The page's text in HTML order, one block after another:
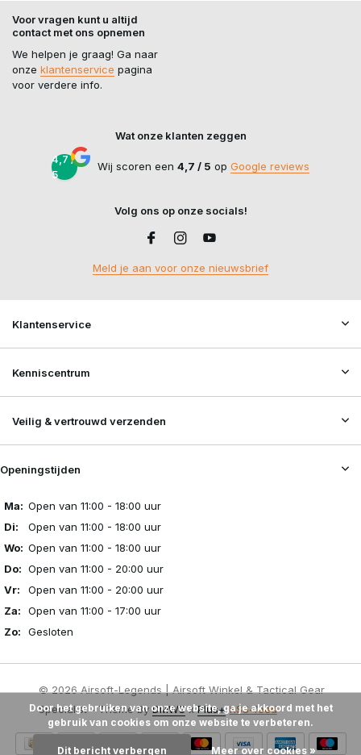
Voor vragen kunt u altijd
contact met ons opnemen
We helpen je graag! Ga naar
onze klantenservice pagina
voor verdere info.
Wat onze klanten zeggen
4,7 /
5
Wij scoren een 4,7 / 5 op Google reviews
Volg ons op onze socials!
Meld je aan voor onze nieuwsbrief
Klantenservice
Kenniscentrum
Veilig & vertrouwd verzenden
Openingstijden
Ma: Open van 11:00 - 18:00 uur
Di:
Open van 11:00 - 18:00 uur
Wo: Open van 11:00 - 18:00 uur
Do: Open van 11:00 - 20:00 uur
Vr:
Open van 11:00 - 20:00 uur
Za:
Open van 11:00 - 17:00 uur
Zo:
Gesloten
© 2026 Airsoft-Legends | Airsoft Winkel & Tactical Gear
Specialist - Theme ByDMWSxPlus+ RSS-feed
Door het gebruiken van onze website, ga je akkoord met het
gebruik van cookies om onze website te verbeteren.
Dit bericht verbergen Meer over cookies »